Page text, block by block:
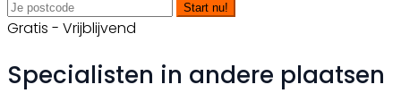
Start nu!
Gratis - Vrijblijvend
Specialisten in andere plaatsen